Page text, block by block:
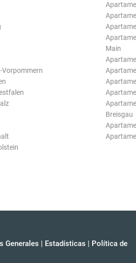
Vorpommern
Main
Breisgau
Generales | Estadísticas | Política de